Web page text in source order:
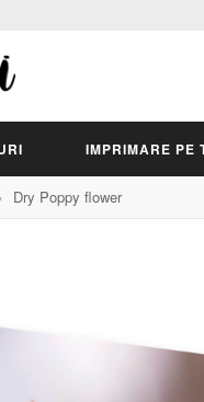
IMPRIMARE PE
Dry Poppy flower